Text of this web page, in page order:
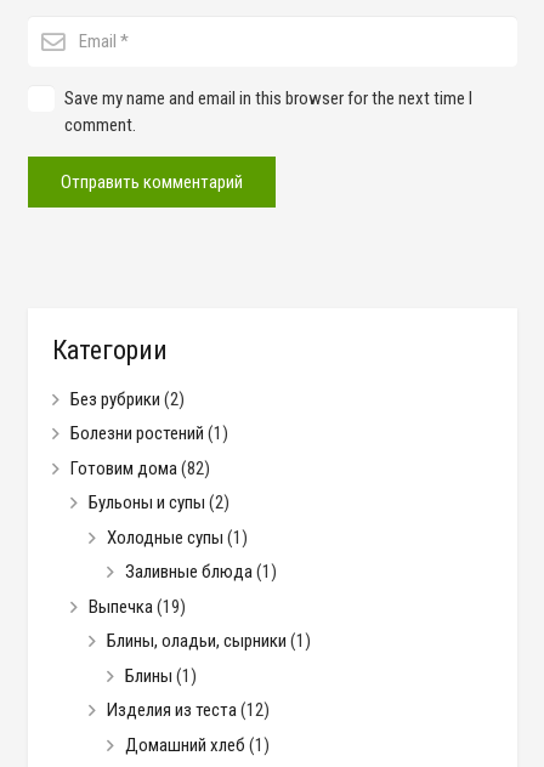
Save my name and email in this browser for the next time I
comment.
Отправить комментарий
Категории
Без рубрики (2)
Болезни ростений (1)
Готовим дома(82)
Бульоны и супы (2)
Холодные супы (1)
Заливные блюда(1)
Выпечка(19)
Блины, оладьи, сырники (1)
Блины (1)
Изделия из теста(12)
Домашний хлеб (1)